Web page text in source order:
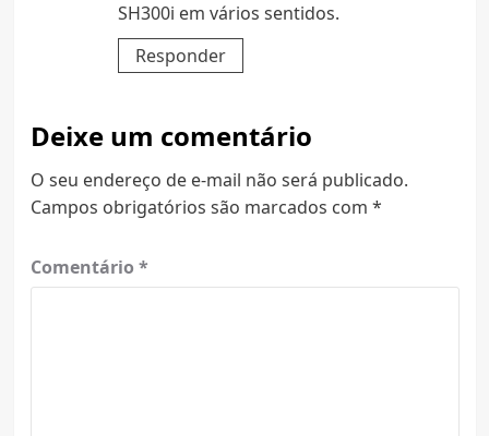
SH300i em vários sentidos.
Responder
Deixe um comentário
O seu endereço de e-mail não será publicado.
Campos obrigatórios são marcados com *
Comentário *